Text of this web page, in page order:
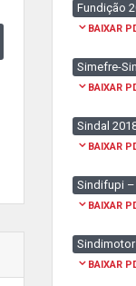
Fundição
BAIXAR
Simefre-
BAIXAR
Sindal
BAIXAR
Sindifupi –
BAIXAR
BAIXAR